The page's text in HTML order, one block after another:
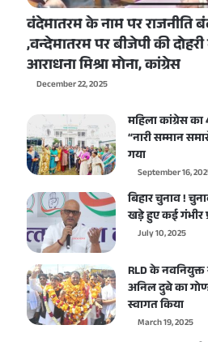
वंदेमातरम के नाम पर राजनीति
,वन्देमातरम पर बीजेपी की
आराधना मिश्रा मोना, कांग्रेस
December 22, 2025
महिला कांग्रेस का
“नारी सम्मान
गया
September 16,
बिहार चुनाव !
खड़े हुए कई गंभीर
July 10, 2025
RLD के नवनियुक्त
अनिल दुबे का
स्वागत किया
March 19, 2025